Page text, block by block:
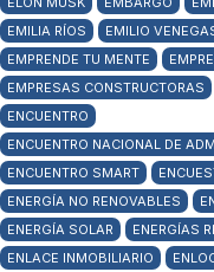
EMILIA RÍOS
EMILIO
EMPRENDE TU MENTE
EMPRESAS CONSTRUCTORAS
ENCUENTRO
ENCUENTRO NACIONAL DE
ENCUENTRO SMART
ENERGÍA NO RENOVABLES
ENERGÍA SOLAR
ENERGÍAS
ENLACE INMOBILIARIO